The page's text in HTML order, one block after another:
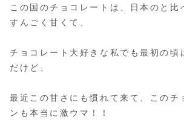
この国のチョコレートは、日本のと比
すんごく甘くて、
チョコレート大好きな私でも最初の頃
だけど、
最近この甘さにも慣れて来て、このチ
ンも本当に激ウマ！！